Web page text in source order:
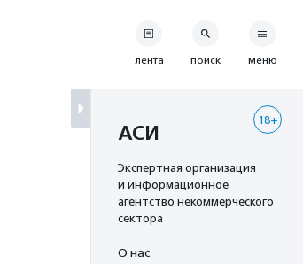
лента поиск меню
18+
АСИ
Экспертная организация
и информационное
агентство некоммерческого
сектора
О нас